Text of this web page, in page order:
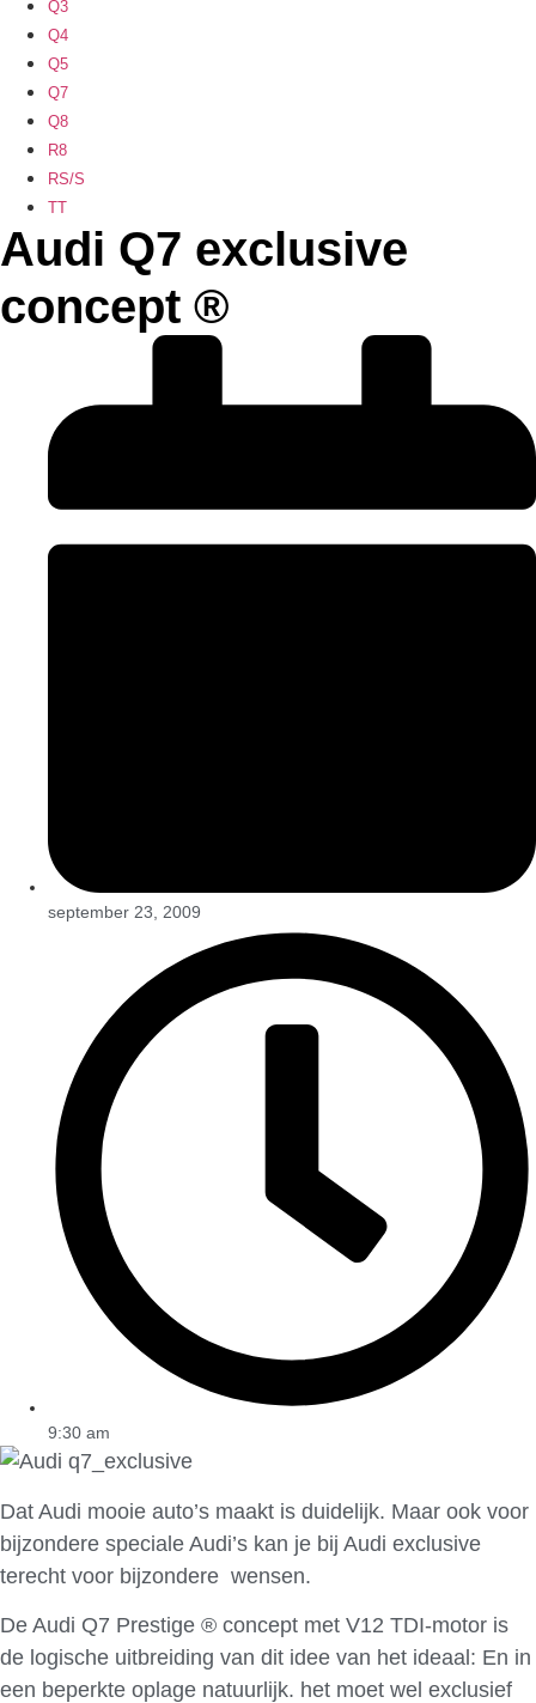
Q3
Q4
Q5
Q7
Q8
R8
RS/S
TT
Audi Q7 exclusive
concept ®
september 23, 2009
9:30 am
Dat Audi mooie auto’s maakt is duidelijk. Maar ook voor
bijzondere speciale Audi’s kan je bij Audi exclusive
terecht voor bijzondere wensen.
De Audi Q7 Prestige ® concept met V12 TDI-motor is
de logische uitbreiding van dit idee van het ideaal: En in
een beperkte oplage natuurlijk. het moet wel exclusief